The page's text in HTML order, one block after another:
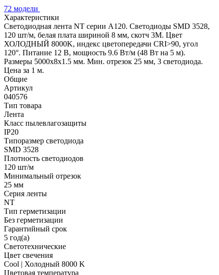
72 модели
Характеристики
Светодиодная лента NT серии A120. Светодиоды SMD 3528,
120 шт/м, белая плата шириной 8 мм, скотч 3M. Цвет
ХОЛОДНЫЙ 8000K, индекс цветопередачи CRI>90, угол
120°. Питание 12 В, мощность 9.6 Вт/м (48 Вт на 5 м).
Размеры 5000x8x1.5 мм. Мин. отрезок 25 мм, 3 светодиода.
Цена за 1 м.
Общие
Артикул
040576
Тип товара
Лента
Класс пылевлагозащиты
IP20
Типоразмер светодиода
SMD 3528
Плотность светодиодов
120 шт/м
Минимальный отрезок
25 мм
Серия ленты
NT
Тип герметизации
Без герметизации
Гарантийный срок
5 год(а)
Светотехнические
Цвет свечения
Cool | Холодный 8000 K
Цветовая температура